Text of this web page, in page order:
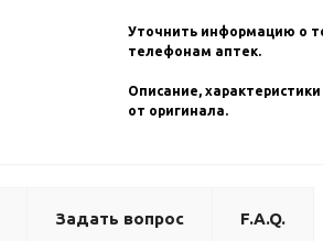
Уточнить информацию о
телефонам аптек.
Описание,
от оригинала.
Задать вопрос F.A.Q.